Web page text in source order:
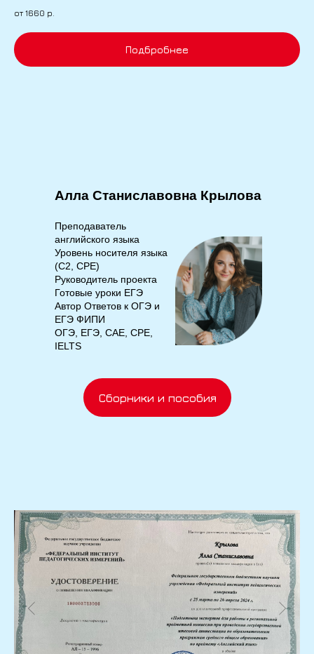
от 1660 р.
Подбробнее
Алла Станиславовна Крылова
Преподаватель
английского языка
Уровень носителя языка
(C2, CPE)
Руководитель проекта
Готовые уроки ЕГЭ
Автор Ответов к ОГЭ и
ЕГЭ ФИПИ
ОГЭ, ЕГЭ, CAE, CPE,
IELTS
Сборники и пособия